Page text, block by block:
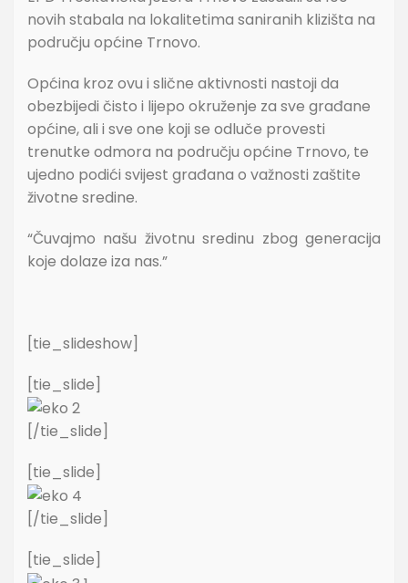
novih stabala na lokalitetima saniranih klizišta na
području općine Trnovo.
Općina kroz ovu i slične aktivnosti nastoji da
obezbijedi čisto i lijepo okruženje za sve građane
općine, ali i sve one koji se odluče provesti
trenutke odmora na području općine Trnovo, te
ujedno podići svijest građana o važnosti zaštite
životne sredine.
“Čuvajmo našu životnu sredinu zbog generacija
koje dolaze iza nas.”
[tie_slideshow]
[tie_slide]
[/tie_slide]
[tie_slide]
[/tie_slide]
[tie_slide]